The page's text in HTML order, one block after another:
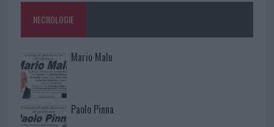
NECROLOGIE
Mario Malu
Paolo Pinna